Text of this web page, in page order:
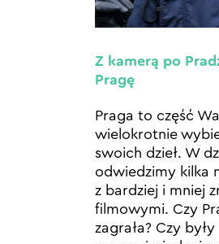
Z kamerą po
Pragę
Praga to część
wielokrotnie
swoich dzieł. W
odwiedzimy kilka
z bardziej i mniej
filmowymi. Czy
zagrała? Czy